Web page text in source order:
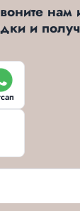
нам
и